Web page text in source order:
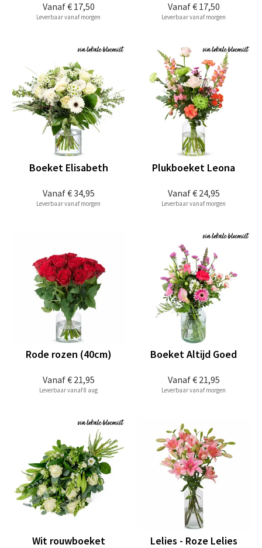
Vanaf€ 17,50
Leverbaar vanaf morgen
Vanaf€ 17,50
Leverbaar vanaf morgen
Vanaf€ 34,95
Boeket Elisabeth
Leverbaar vanaf morgen
Vanaf€ 24,95
Plukboeket Leona
Leverbaar vanaf morgen
Vanaf€ 21,95
Rode rozen (40cm)
Leverbaar vanaf 8 aug
Vanaf€ 21,95
Boeket Altijd Goed
Leverbaar vanaf morgen
Wit rouwboeket Lelies - Roze Lelies